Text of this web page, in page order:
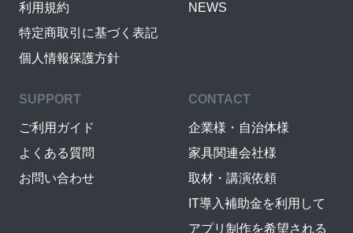
利用規約
特定商取引に基づく表記
個人情報保護方針
NEWS
SUPPORT
ご利用ガイド
よくある質問
お問い合わせ
CONTACT
企業様・自治体様
家具関連会社様
取材・講演依頼
IT導入補助金を利用して
アプリ制作を希望される